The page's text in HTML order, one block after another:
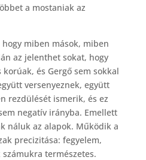
a mostaniak az
miben mások, miben
az jelenthet sokat, hogy
és Gergő sem sokkal
versenyeznek, együtt
rezdülését ismerik, és ez
negatív irányba. Emellett
náluk az alapok. Működik a
precizitása: fegyelem,
természetes.